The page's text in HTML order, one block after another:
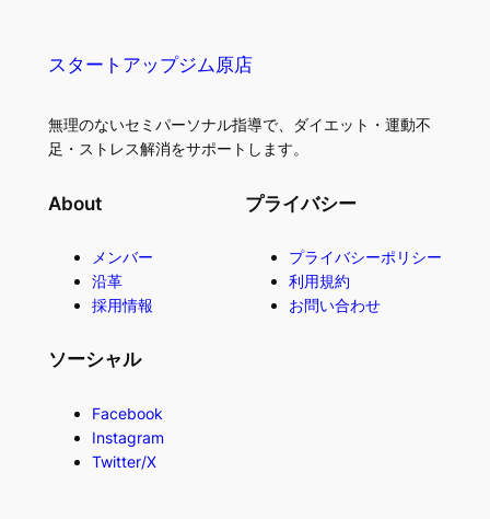
スタートアップジム原店
無理のないセミパーソナル指導で、ダイエット・運動不
足・ストレス解消をサポートします。
About
メンバー
沿革
採用情報
プライバシー
プライバシーポリシー
利用規約
お問い合わせ
ソーシャル
Facebook
Instagram
Twitter/X